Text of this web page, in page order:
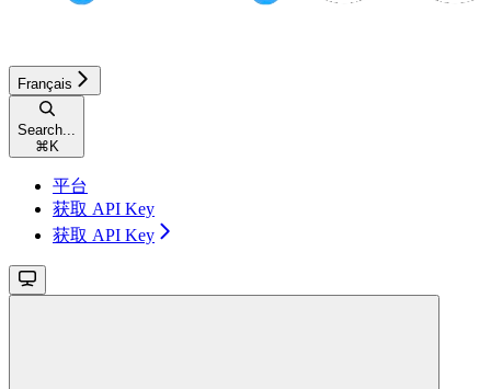
Français
Search...
⌘ K
平台
获取 API Key
获取 API Key